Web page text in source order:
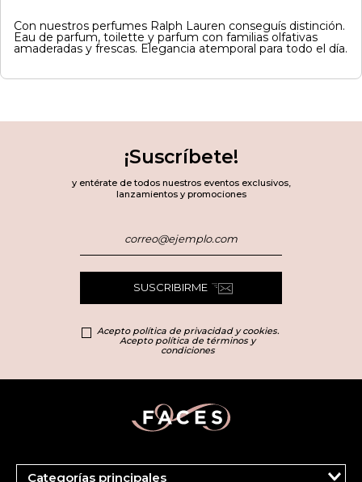
Con nuestros perfumes Ralph Lauren conseguís distinción.
Eau de parfum, toilette y parfum con familias olfativas
amaderadas y frescas. Elegancia atemporal para todo el día.
¡Suscríbete!
y entérate de todos nuestros eventos exclusivos,
lanzamientos y promociones
SUSCRIBIRME
Acepto política de privacidad y cookies.
Acepto política de términos y
condiciones
Categorías principales